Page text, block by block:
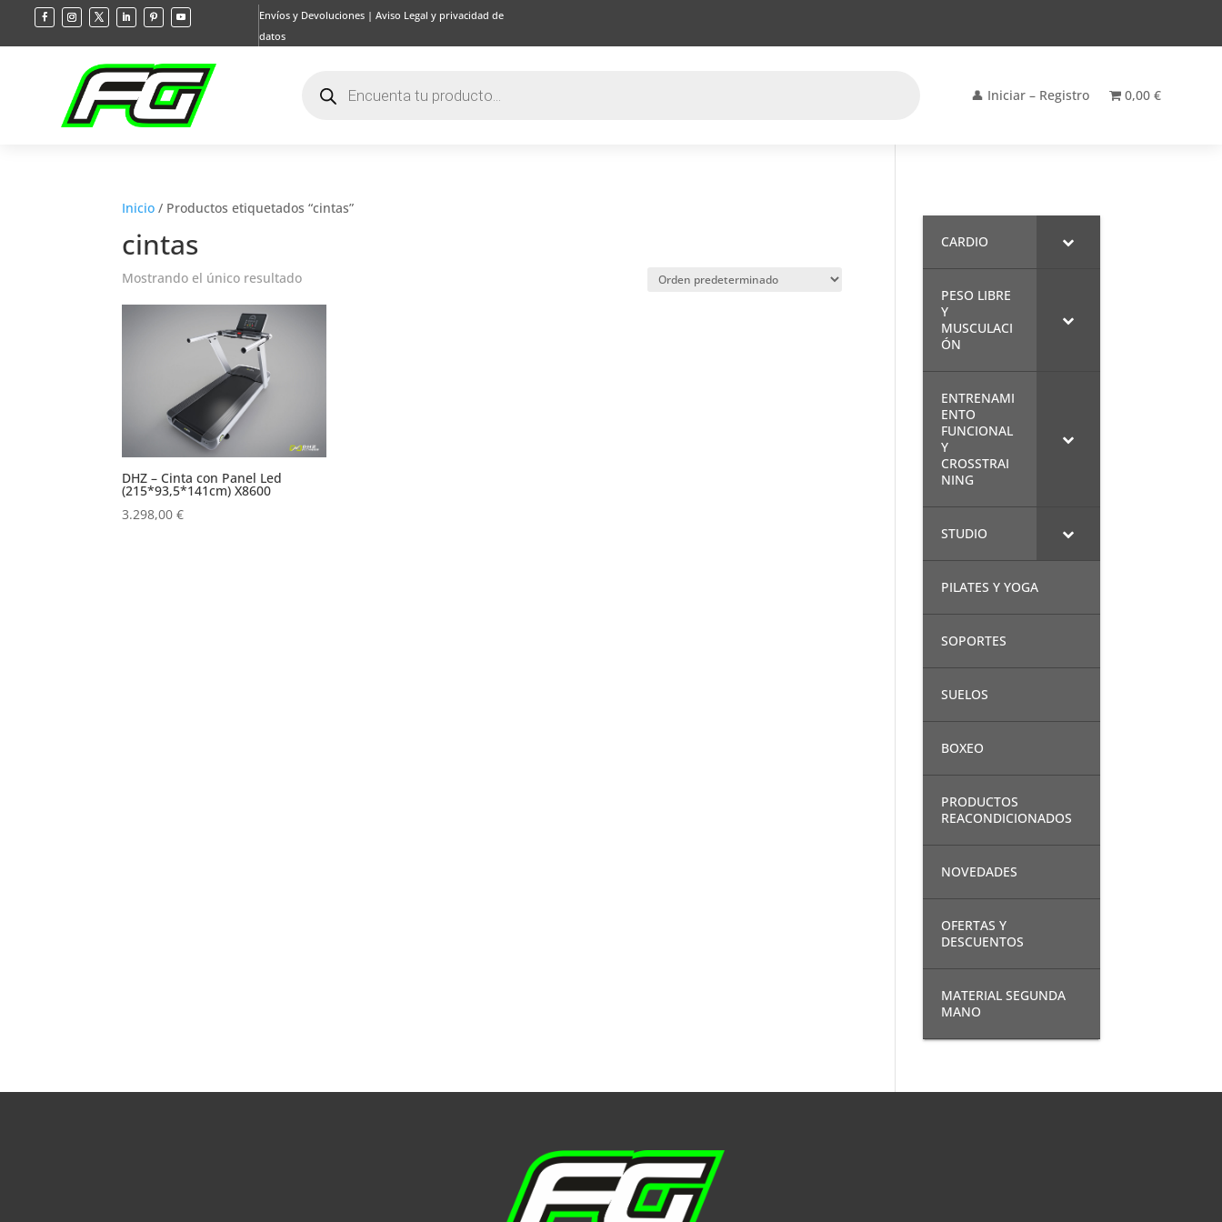
Envíos y Devoluciones| Aviso Legal y privacidad de
datos
productos 👤 Iniciar – Registro 0,00 €
Inicio / Productos etiquetados “cintas”
cintas
Mostrando el único resultado
DHZ – Cinta con Panel Led
(215*93,5*141cm) X8600
3.298,00€
CARDIO
PESO LIBRE
Y
MUSCULACI
ÓN
ENTRENAMI
ENTO
FUNCIONAL
Y
CROSSTRAI
NING
STUDIO
PILATES Y YOGA
SOPORTES
SUELOS
BOXEO
PRODUCTOS
REACONDICIONADOS
NOVEDADES
OFERTAS Y
DESCUENTOS
MATERIAL SEGUNDA
MANO